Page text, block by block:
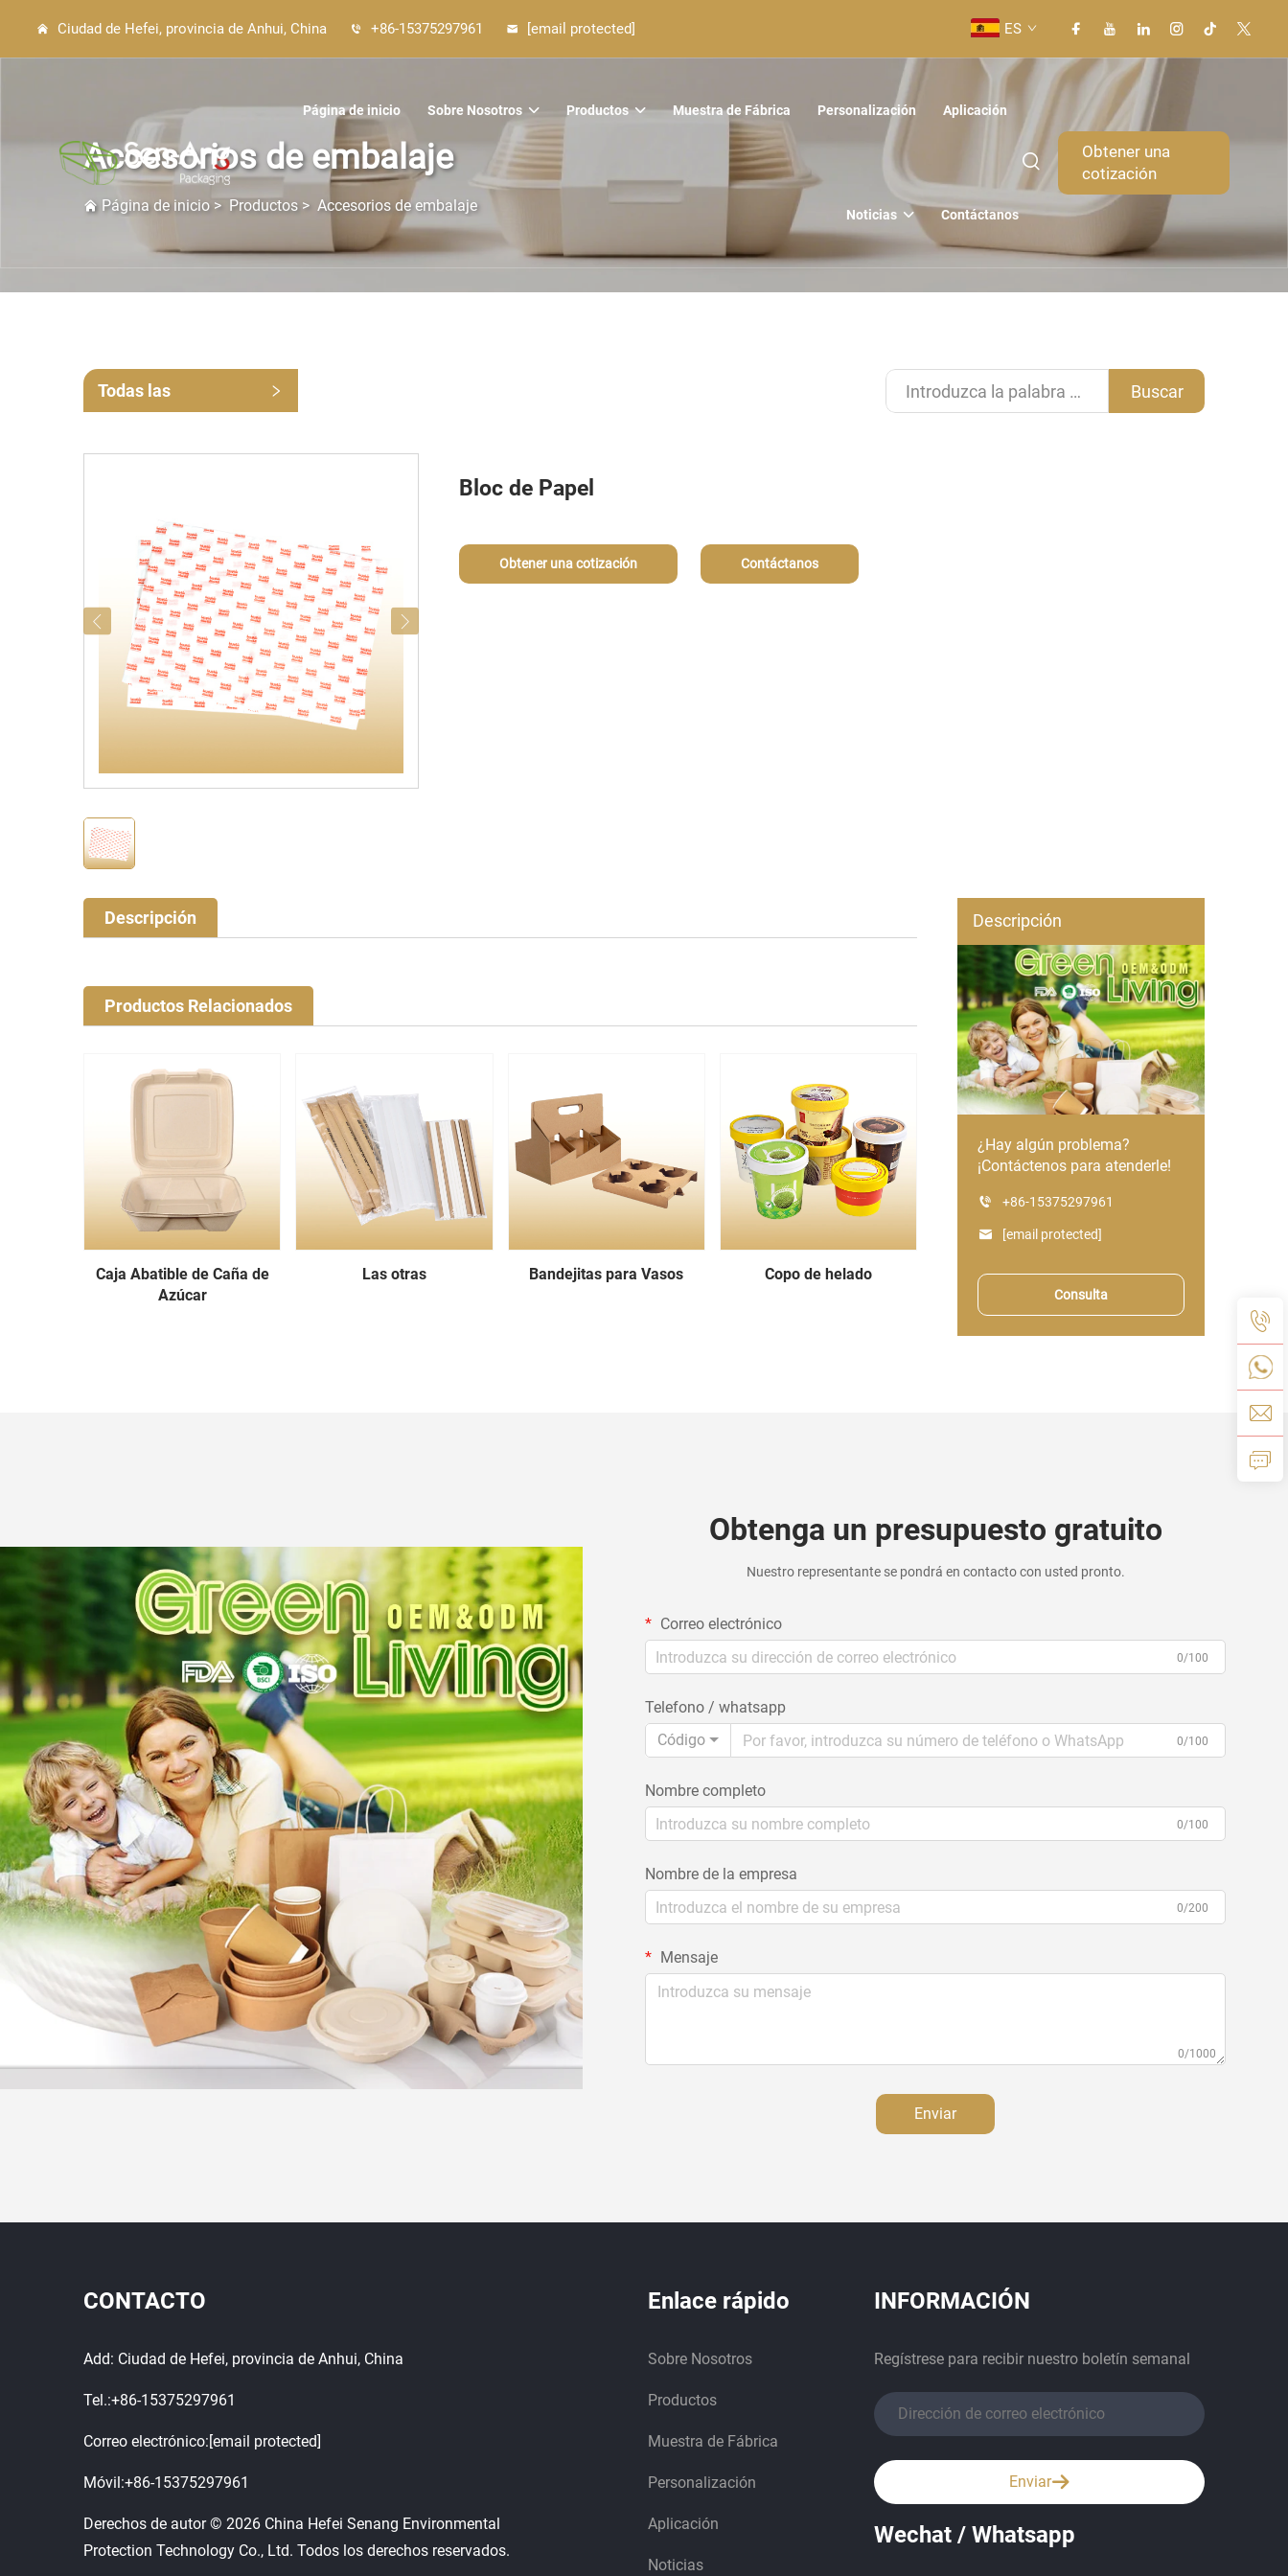
Ciudad de Hefei, provincia de Anhui, China +86-15375297961 [email protected] ES
Página de inicio Sobre Nosotros Productos Muestra de Fábrica Personalización Aplicación
Noticias Contáctanos
Obtener una
cotización
Accesorios de embalaje
Página de inicio > Productos > Accesorios de embalaje
Todas las Buscar
Bloc de Papel
Obtener una cotización Contáctanos
Descripción
¿Hay algún problema?
¡Contáctenos para atenderle!
+86-15375297961
[email protected]
Consulta
Descripción
Productos Relacionados
Caja Abatible de Caña de
Azúcar
Las otras Bandejitas para Vasos Copo de helado
Obtenga un presupuesto gratuito
Nuestro representante se pondrá en contacto con usted pronto.
Correo electrónico
0/100
Telefono / whatsapp
Código
0/100
Nombre completo
0/100
Nombre de la empresa
0/200
Mensaje
0/1000
Enviar
CONTACTO
Add: Ciudad de Hefei, provincia de Anhui, China
Tel.:+86-15375297961
Correo electrónico: [email protected]
Móvil:+86-15375297961
Derechos de autor © 2026 China Hefei Senang Environmental
Protection Technology Co., Ltd. Todos los derechos reservados.
Enlace rápido
Sobre Nosotros
Productos
Muestra de Fábrica
Personalización
Aplicación
Noticias
INFORMACIÓN
Regístrese para recibir nuestro boletín semanal
Enviar
Wechat / Whatsapp